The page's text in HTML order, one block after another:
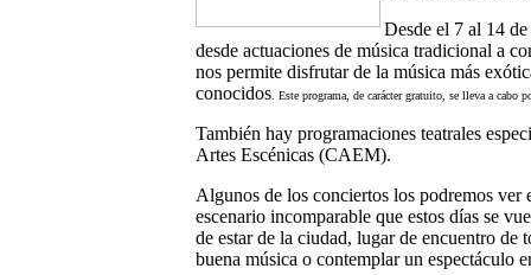
Desde el 7 al 14
desde actuaciones de música tradicional a
nos permite disfrutar de la música más
conocidos . Este programa, de carácter gratuito, se lleva a
También hay programaciones teatrales
Artes Escénicas (CAEM).
Algunos de los conciertos los podremos ver
escenario incomparable que estos días se
de estar de la ciudad, lugar de encuentro de
buena música o contemplar un espectáculo